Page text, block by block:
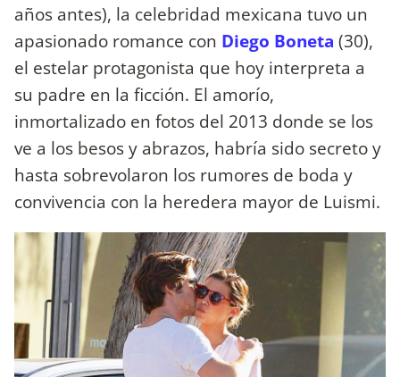
años antes), la celebridad mexicana tuvo un
apasionado romance con Diego Boneta (30),
el estelar protagonista que hoy interpreta a
su padre en la ficción. El amorío,
inmortalizado en fotos del 2013 donde se los
ve a los besos y abrazos, habría sido secreto y
hasta sobrevolaron los rumores de boda y
convivencia con la heredera mayor de Luismi.